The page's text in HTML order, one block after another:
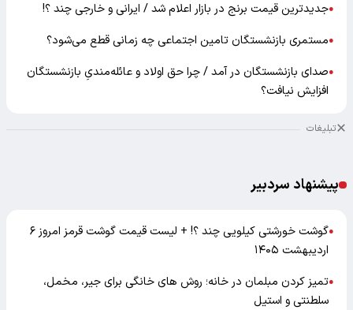
●جدیدترین قیمت برنج در بازار اعلام شد / ایرانی و خارجی چند ؟!
●مستمری بازنشستگان تامین اجتماعی چه زمانی قطع می‌شود؟
●صدای بازنشستگان در آمد / چرا حق اولاد و عائله‌مندیِ بازنشستگان
افزایش نیافت؟
تبلیغات
پیشنهاد سردبیر
●
گوشت خورشتی کیلویی چند ؟! + لیست قیمت گوشت قرمز امروز ۶
اردیبهشت ۱۴۰۵
●تمیز کردن مبلمان در خانه؛ روش های خانگی برای جیر، مخمل،
سلطنتی و استیل